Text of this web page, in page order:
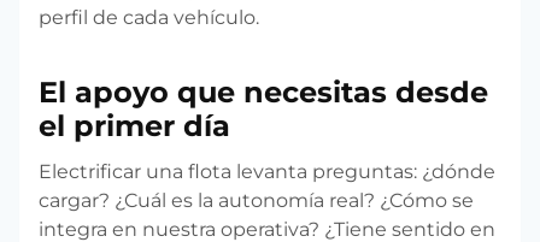
perfil de cada vehículo.
El apoyo que necesitas desde
el primer día
Electrificar una flota levanta preguntas: ¿dónde
cargar? ¿Cuál es la autonomía real? ¿Cómo se
integra en nuestra operativa? ¿Tiene sentido en